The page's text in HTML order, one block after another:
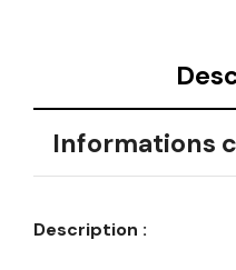
Informations
Description :